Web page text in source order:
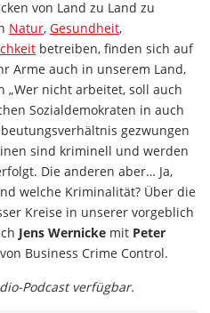
von Land zu Land zu
Natur, Gesundheit,
betreiben, finden sich auf
Arme auch in unserem Land,
„Wer nicht arbeitet, soll auch
Sozialdemokraten in auch
gezwungen
sind kriminell und werden
Die anderen aber… Ja,
welche Kriminalität? Über die
Kreise in unserer vorgeblich
Jens Wernicke mit Peter
Business Crime Control.
Podcast verfügbar.